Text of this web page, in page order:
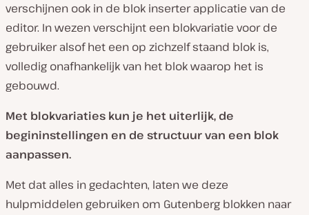
verschijnen ook in de blok inserter applicatie van de
editor. In wezen verschijnt een blokvariatie voor de
gebruiker alsof het een op zichzelf staand blok is,
volledig onafhankelijk van het blok waarop het is
gebouwd.
Met blokvariaties kun je het uiterlijk, de
begininstellingen en de structuur van een blok
aanpassen.
Met dat alles in gedachten, laten we deze
hulpmiddelen gebruiken om Gutenberg blokken naar